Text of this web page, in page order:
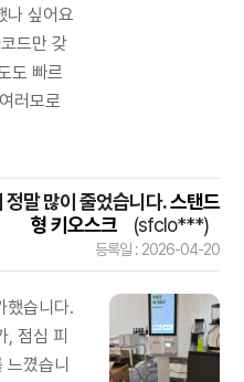
나 싶어요
드만 갖
도 빠르
러모로
말 많이 줄었습니다.스탠드
형 키오스크
(sfclo***)
등록일 : 2026-04-20
했습니다.
, 점심 피
꼈습니